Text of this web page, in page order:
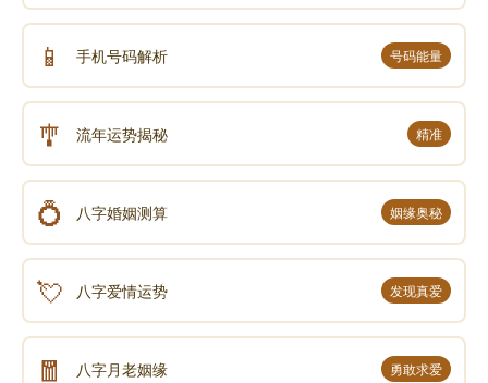
我以清净身语意 一切遍礼尽无余
普贤行愿威神力 普现一切如来前
一身复现刹(chà)尘身 一一遍礼刹尘佛
於一尘中尘数佛 各处菩萨众会中
无尽法界尘亦然 深信诸佛皆充满
各以一切音声海 普出无尽妙言辞
尽于未来一切劫 赞佛甚深功德海
以诸最胜妙华鬘(mán) 伎(jì)乐涂(tú)香及伞盖
如是最胜庄严具 我以供养诸如来
📱 手机号码解析 号码能量
🎐 流年运势揭秘 精准
💍 八字婚姻测算 姻缘奥秘
💘 八字爱情运势 发现真爱
🧧 八字月老姻缘 勇敢求爱